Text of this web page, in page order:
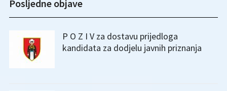
Posljedne objave
P O Z I V za dostavu prijedloga
kandidata za dodjelu javnih priznanja